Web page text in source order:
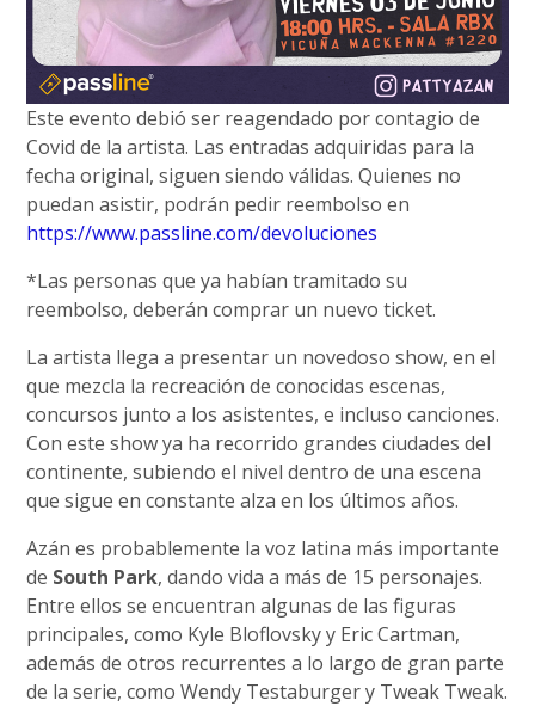
Este evento debió ser reagendado por contagio de
Covid de la artista. Las entradas adquiridas para la
fecha original, siguen siendo válidas. Quienes no
puedan asistir, podrán pedir reembolso en
https://www.passline.com/devoluciones
*Las personas que ya habían tramitado su
reembolso, deberán comprar un nuevo ticket.
La artista llega a presentar un novedoso show, en el
que mezcla la recreación de conocidas escenas,
concursos junto a los asistentes, e incluso canciones.
Con este show ya ha recorrido grandes ciudades del
continente, subiendo el nivel dentro de una escena
que sigue en constante alza en los últimos años.
Azán es probablemente la voz latina más importante
de South Park, dando vida a más de 15 personajes.
Entre ellos se encuentran algunas de las figuras
principales, como Kyle Bloflovsky y Eric Cartman,
además de otros recurrentes a lo largo de gran parte
de la serie, como Wendy Testaburger y Tweak Tweak.